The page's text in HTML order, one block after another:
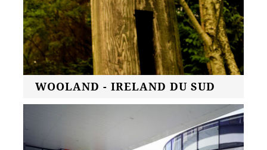
WOOLAND - IRELAND DU SUD